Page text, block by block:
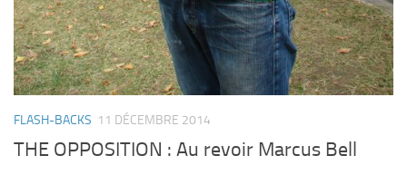
FLASH-BACKS 11 DÉCEMBRE 2014
THE OPPOSITION : Au revoir Marcus Bell